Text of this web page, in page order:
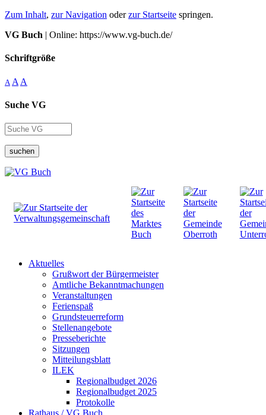
Zum Inhalt, zur Navigation oderzur Startseite springen.
VG Buch | Online: https://www.vg-buch.de/
Schriftgröße
A A A
Suche VG
suchen
Aktuelles
Grußwort der Bürgermeister
Amtliche Bekanntmachungen
Veranstaltungen
Ferienspaß
Grundsteuerreform
Stellenangebote
Presseberichte
Sitzungen
Mitteilungsblatt
ILEK
Regionalbudget 2026
Regionalbudget 2025
Protokolle
Rathaus / VG Buch